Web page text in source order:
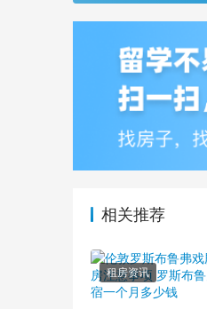
相关推荐
租房资讯